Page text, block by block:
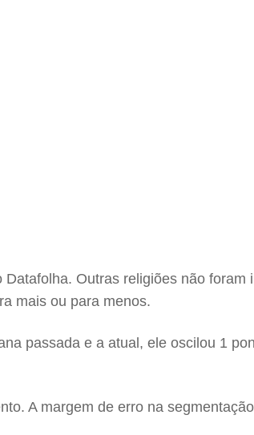
Outras religiões não
mais ou para menos.
passada e a atual, ele oscilou 1
A margem de erro na